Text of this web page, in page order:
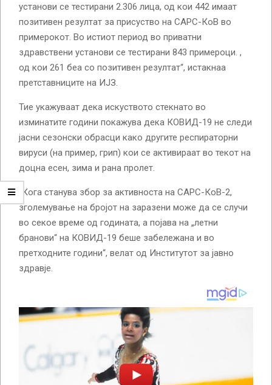
установи се тестирани 2.306 лица, од кои 442 имаат
позитивен резултат за присуство на САРС-КоВ во
примерокот. Во истиот период во приватни
здравствени установи се тестирани 843 примероци. ,
од кои 261 беа со позитивен резултат“, истакнаа
претставниците на ИЈЗ.
Тие укажуваат дека искуството стекнато во
изминатите години покажува дека КОВИД-19 не следи
јасни сезонски обрасци како другите респираторни
вируси (на пример, грип) кои се активираат во текот на
доцна есен, зима и рана пролет.
„Кога станува збор за активноста на САРС-КоВ-2,
зголемување на бројот на заразени може да се случи
во секое време од годината, а појава на „летни
бранови“ на КОВИД-19 беше забележана и во
претходните години“, велат од Институтот за јавно
здравје.